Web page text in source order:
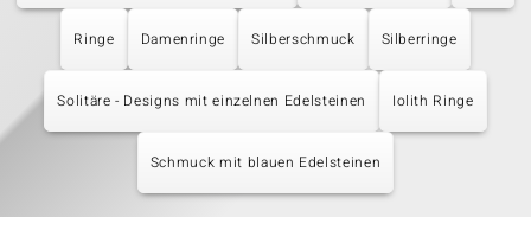
Ringe Damenringe Silberschmuck Silberringe
Solitäre - Designs mit einzelnen Edelsteinen Iolith Ringe
Schmuck mit blauen Edelsteinen